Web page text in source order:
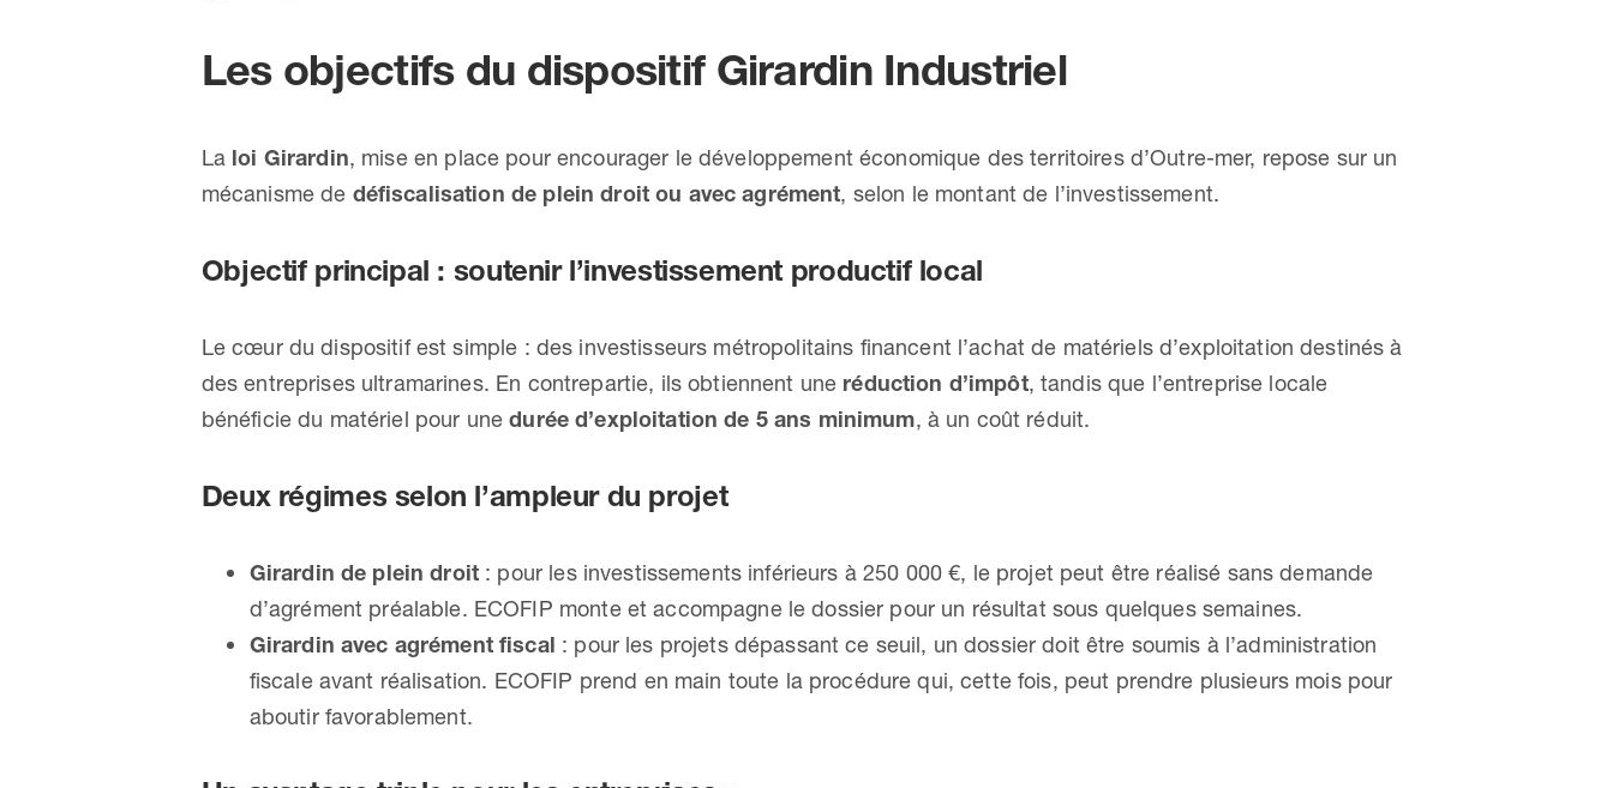
Les objectifs du dispositif Girardin Industriel
La loi Girardin, mise en place pour encourager le développement économique des territoires d’Outre-mer, repose sur un
mécanisme de défiscalisation de plein droit ou avec agrément, selon le montant de l’investissement.
Objectif principal : soutenir l’investissement productif local
Le cœur du dispositif est simple : des investisseurs métropolitains financent l’achat de matériels d’exploitation destinés à
des entreprises ultramarines. En contrepartie, ils obtiennent une réduction d’impôt, tandis que l’entreprise locale
bénéficie du matériel pour unedurée d’exploitation de 5 ans minimum, à un coût réduit.
Deux régimes selon l’ampleur du projet
Girardin de plein droit : pour les investissements inférieurs à 250 000 €, le projet peut être réalisé sans demande
d’agrément préalable. ECOFIP monte et accompagne le dossier pour un résultat sous quelques semaines.
Girardin avec agrément fiscal : pour les projets dépassant ce seuil, un dossier doit être soumis à l’administration
fiscale avant réalisation. ECOFIP prend en main toute la procédure qui, cette fois, peut prendre plusieurs mois pour
aboutir favorablement.